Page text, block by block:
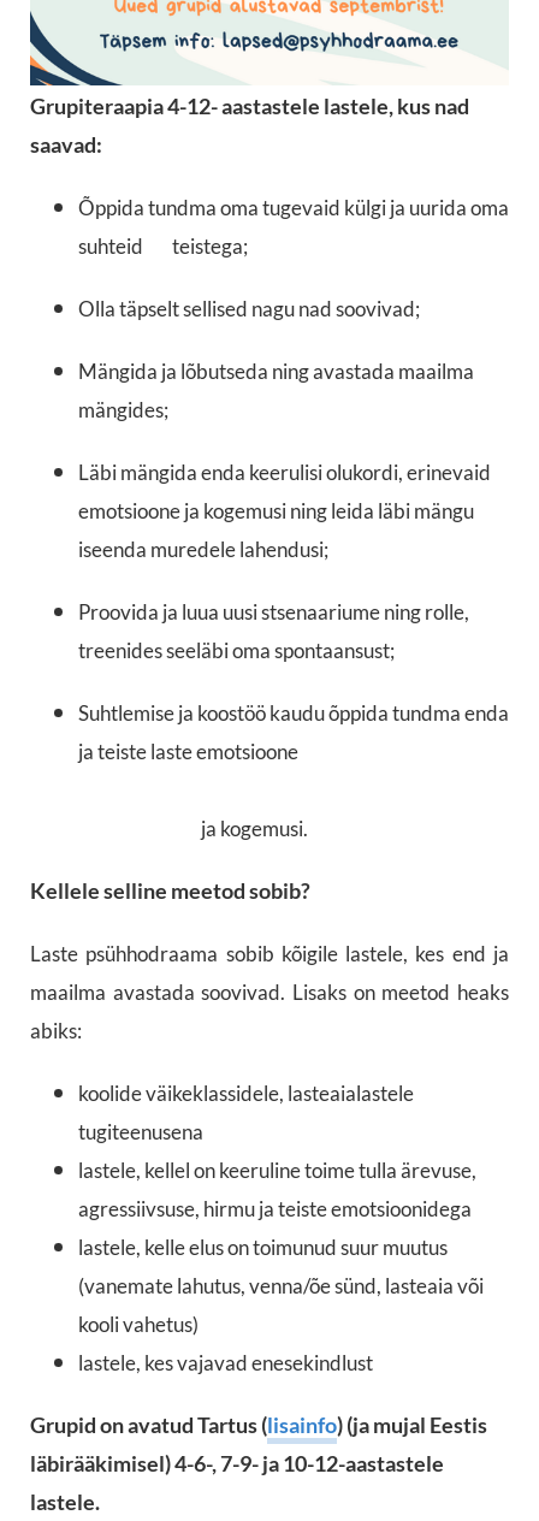
Grupiteraapia 4-12- aastastele lastele, kus nad
saavad:
Õppida tundma oma tugevaid külgi ja uurida oma
suhteid teistega;
Olla täpselt sellised nagu nad soovivad;
Mängida ja lõbutseda ning avastada maailma
mängides;
Läbi mängida enda keerulisi olukordi, erinevaid
emotsioone ja kogemusi ning leida läbi mängu
iseenda muredele lahendusi;
Proovida ja luua uusi stsenaariume ning rolle,
treenides seeläbi oma spontaansust;
Suhtlemise ja koostöö kaudu õppida tundma enda
ja teiste laste emotsioone
ja kogemusi.
Kellele selline meetod sobib?
Laste psühhodraama sobib kõigile lastele, kes end ja
maailma avastada soovivad. Lisaks on meetod heaks
abiks:
koolide väikeklassidele, lasteaialastele
tugiteenusena
lastele, kellel on keeruline toime tulla ärevuse,
agressiivsuse, hirmu ja teiste emotsioonidega
lastele, kelle elus on toimunud suur muutus
(vanemate lahutus, venna/õe sünd, lasteaia või
kooli vahetus)
lastele, kes vajavad enesekindlust
Grupid on avatud Tartus (lisainfo)(ja mujal Eestis
läbirääkimisel) 4-6-, 7-9- ja 10-12-aastastele
lastele.